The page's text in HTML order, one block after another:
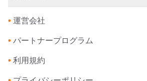
• 運営会社
• パートナープログラム
• 利用規約